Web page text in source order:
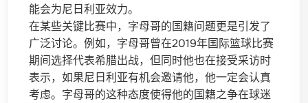
能会为尼日利亚效力。
在某些关键比赛中，字母哥的国籍问题更是引发了
广泛讨论。例如，字母哥曾在2019年国际篮球比赛
期间选择代表希腊出战，但同时他也在接受采访时
表示，如果尼日利亚有机会邀请他，他一定会认真
考虑。字母哥的这种态度使得他的国籍之争在球迷